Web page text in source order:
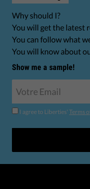
Why should I?
You will get the latest
You can follow what
You will know about
Show me a sample!
I agree to Liberties' Terms